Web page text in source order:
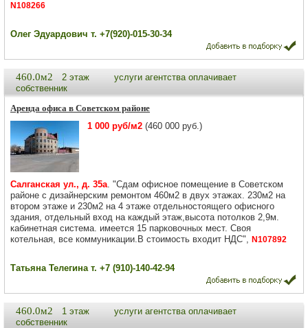
N108266
Олег Эдуардович т. +7(920)-015-30-34
460.0м2 2 этаж
услуги агентства оплачивает
собственник
Аренда офиса в Советском районе
1 000 руб/м2 (460 000 руб.)
Салганская ул., д. 35а. "Сдам офисное помещение в Советском
районе с дизайнерским ремонтом 460м2 в двух этажах. 230м2 на
втором этаже и 230м2 на 4 этаже отдельностоящего офисного
здания, отдельный вход на каждый этаж,высота потолков 2,9м.
кабинетная система. имеется 15 парковочных мест. Своя
котельная, все коммуникации.В стоимость входит НДС", N107892
Татьяна Телегина т. +7 (910)-140-42-94
460.0м2 1 этаж
услуги агентства оплачивает
собственник